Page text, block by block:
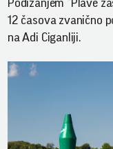
12 časova zvanično
na Adi Ciganliji.